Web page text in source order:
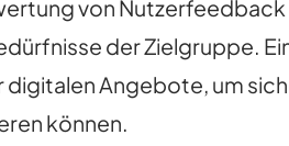
von
der Zielgruppe.
Angebote, um
können.